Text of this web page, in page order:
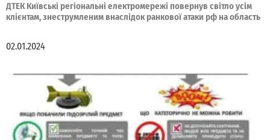
ДТЕК Київські регіональні електромережі повернув світло усім
клієнтам, знеструмленим внаслідок ранкової атаки рф на область
02.01.2024